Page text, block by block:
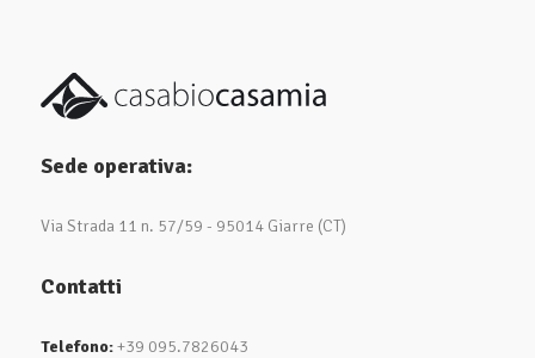
Sede operativa:
Via Strada 11 n. 57/59 - 95014 Giarre (CT)
Contatti
Telefono:+39 095.7826043